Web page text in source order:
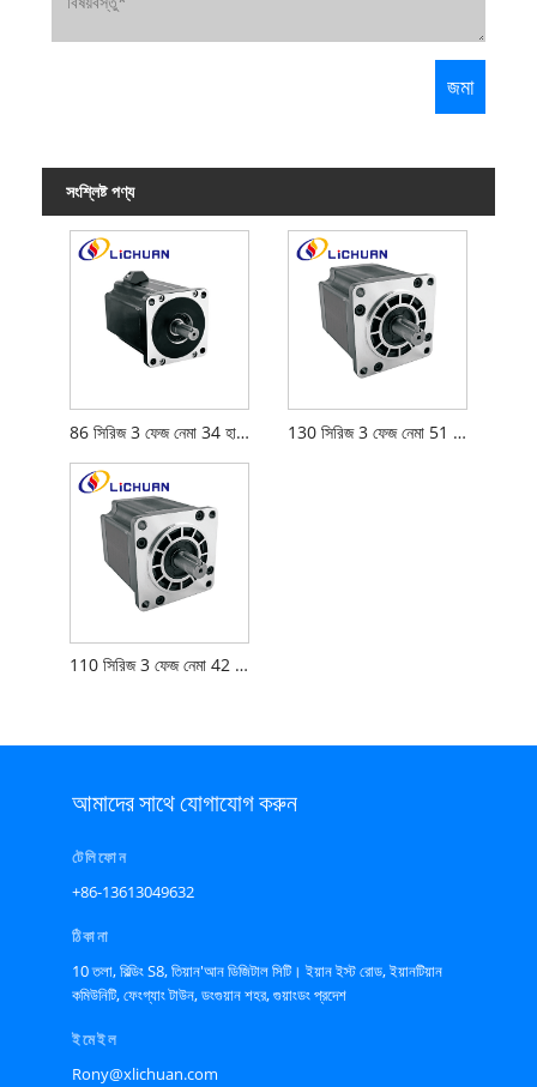
সংশ্লিষ্ট পণ্য
86 সিরিজ 3 ফেজ নেমা 34 হাইবার্ড স্টেপার মোটর 130 সিরিজ 3 ফেজ নেমা 51 হাইবার্ড স্টেপার মোটর
110 সিরিজ 3 ফেজ নেমা 42 হাইব্রিড স্টেপার মোটর
আমাদের সাথে যোগাযোগ করুন
টেলিফোন
+86-13613049632
ঠিকানা
10 তলা, বিল্ডিং S8, তিয়ান'আন ডিজিটাল সিটি। ইয়ান ইস্ট রোড, ইয়ানটিয়ান
কমিউনিটি, ফেংগ্যাং টাউন, ডংগুয়ান শহর, গুয়াংডং প্রদেশ
ইমেইল
Rony@xlichuan.com